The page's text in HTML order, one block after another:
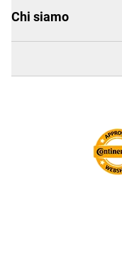
Chi siamo